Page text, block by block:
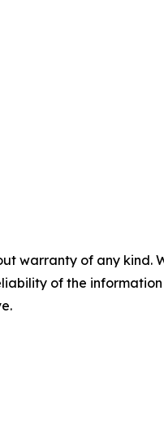
warranty of any
of the